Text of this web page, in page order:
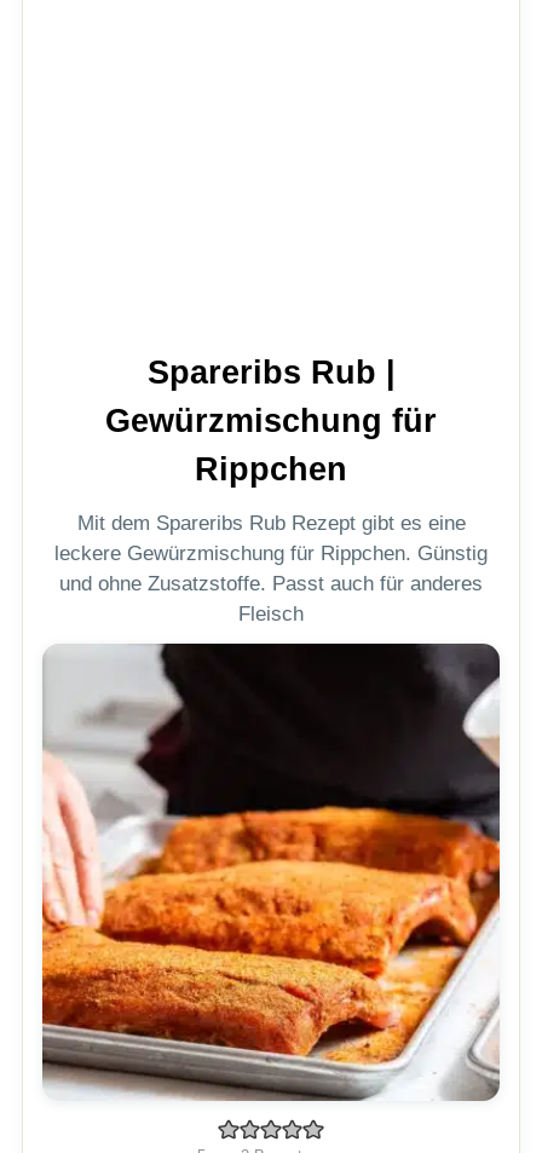
Spareribs Rub |
Gewürzmischung für
Rippchen
Mit dem Spareribs Rub Rezept gibt es eine
leckere Gewürzmischung für Rippchen. Günstig
und ohne Zusatzstoffe. Passt auch für anderes
Fleisch